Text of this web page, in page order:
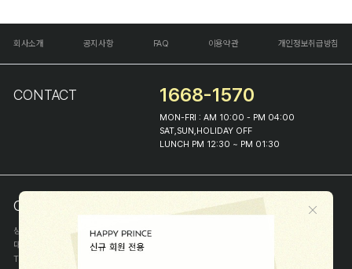
회사소개 공지사항 FAQ 이용약관 개인정보취급방침
CONTACT 1668-1570
MON-FRI : AM 10:00 - PM 04:00
SAT,SUN,HOLIDAY OFF
LUNCH PM 12:30 ~ PM 01:30
COMPANY INFO
상호
(주)해피프린스
대표
이화진
TEL